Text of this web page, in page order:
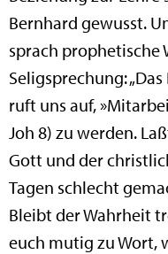
Bernhard gewusst.
sprach prophetische
Seligsprechung:
ruft uns auf,
Joh 8) zu werden.
Gott und der
Tagen schlecht
Bleibt der Wahrheit
euch mutig zu Wort,